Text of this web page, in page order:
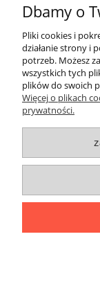
Saturna 37, 67-
NIP:
Dbamy o
Pliki cookies i
działanie strony i
potrzeb. Możesz
wszystkich tych
plików do swoich
Więcej o plikach
prywatności.